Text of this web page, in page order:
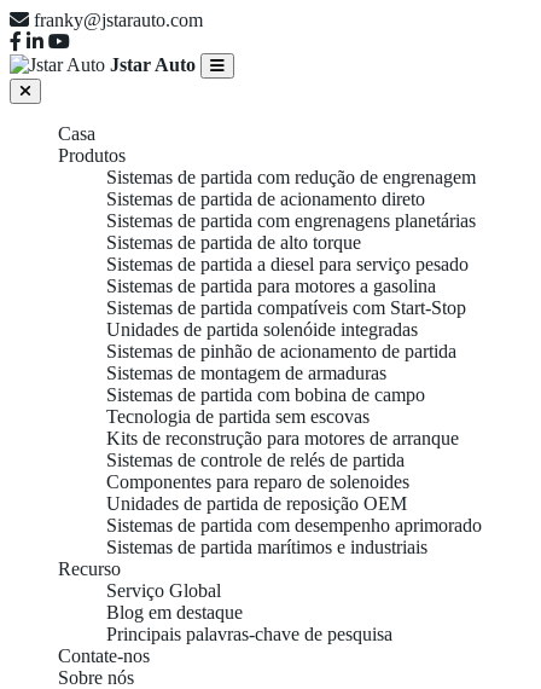
franky@jstarauto.com
Jstar Auto
Casa
Produtos
Sistemas de partida com redução de engrenagem
Sistemas de partida de acionamento direto
Sistemas de partida com engrenagens planetárias
Sistemas de partida de alto torque
Sistemas de partida a diesel para serviço pesado
Sistemas de partida para motores a gasolina
Sistemas de partida compatíveis com Start-Stop
Unidades de partida solenóide integradas
Sistemas de pinhão de acionamento de partida
Sistemas de montagem de armaduras
Sistemas de partida com bobina de campo
Tecnologia de partida sem escovas
Kits de reconstrução para motores de arranque
Sistemas de controle de relés de partida
Componentes para reparo de solenoides
Unidades de partida de reposição OEM
Sistemas de partida com desempenho aprimorado
Sistemas de partida marítimos e industriais
Recurso
Serviço Global
Blog em destaque
Principais palavras-chave de pesquisa
Contate-nos
Sobre nós